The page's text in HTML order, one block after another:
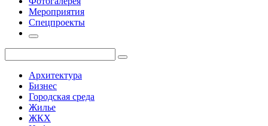
Мероприятия
Спецпроекты
Архитектура
Бизнес
Городская среда
Жилье
ЖКХ